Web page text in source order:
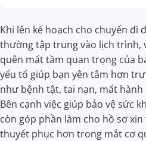
Khi lên kế hoạch cho chuyến đi
thường tập trung vào lịch trình,
quên mất tầm quan trọng của
yếu tố giúp bạn yên tâm hơn
như bệnh tật, tai nạn, mất hành
Bên cạnh việc giúp bảo vệ sức
còn góp phần làm cho hồ sơ
thuyết phục hơn trong mắt cơ